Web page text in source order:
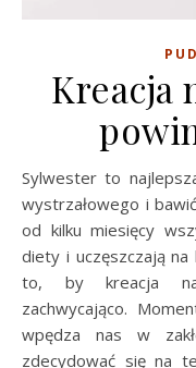
Kreacja
Sylwester to najlepsza okazja, aby włożyć na siebie coś
wystrzałowego i
od kilku miesięcy
diety i uczęszczają
to, by kreacja na
zachwycająco.
wpędza nas w
zdecydować się na